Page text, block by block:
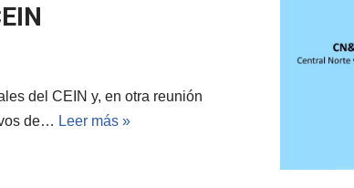
del CEIN y, en otra reunión
de… Leer más »